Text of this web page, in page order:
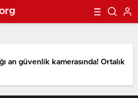
an güvenlik kamerasında! Ortalık